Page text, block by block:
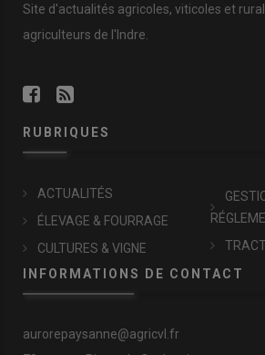
Site d'actualités agricoles, viticoles et
agriculteurs de l'Indre.
RUBRIQUES
ACTUALITÉS
ÉLEVAGE & FOURRAGE
CULTURES & VIGNE
INFORMATIONS DE CONTACT
aurorepaysanne@agricvl.fr